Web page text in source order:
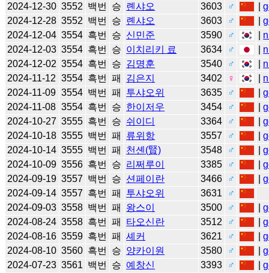
2024-12-30 3552 백번 승 롄샤오 3603 ♂ |
2024-12-28 3552 백번 승 롄샤오 3603 ♂ |
2024-12-04 3554 흑번 승 신민준 3590 ♂
2024-12-03 3554 흑번 승 이치리키 료 3634 ♂
2024-12-02 3554 흑번 승 김명훈 3540 ♂
2024-11-12 3554 흑번 패 김은지 3402 ♀
2024-11-09 3554 백번 패 투샤오위 3635 ♂ |
2024-11-08 3554 흑번 승 한이저우 3454 ♂ |
2024-10-27 3555 흑번 승 쉬이디 3364 ♂ |
2024-10-18 3555 백번 패 류위항 3557 ♂ |
2024-10-14 3555 백번 패 천셴(賢) 3548 ♂ |
2024-10-09 3556 흑번 승 리쩌루이 3385 ♂ |
2024-09-19 3557 백번 승 션페이란 3466 ♂ |
2024-09-14 3557 흑번 패 투샤오위 3631
♂
2024-09-03 3558 백번 패 왕스이 3500 ♂ |
2024-08-24 3558 흑번 패 타오신란 3512 ♂ |
2024-08-16 3559 흑번 패 셰커 3621 ♂ |
2024-08-10 3560 흑번 승 양카이원 3580 ♂ |
2024-07-23 3561 백번 승 예창신 3393 ♂ |